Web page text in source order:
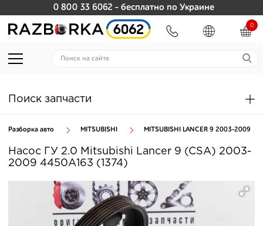
0 800 33 6062 - бесплатно по Украине
0
Поиск запчасти
Разборка авто MITSUBISHI MITSUBISHI LANCER 9 2003-2009
Насос ГУ 2.0 Mitsubishi Lancer 9 (CSA) 2003-
2009 4450A163 (1374)